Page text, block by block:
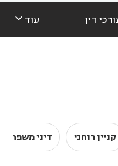
דין עוד 
קניין רוחני דיני משפחה